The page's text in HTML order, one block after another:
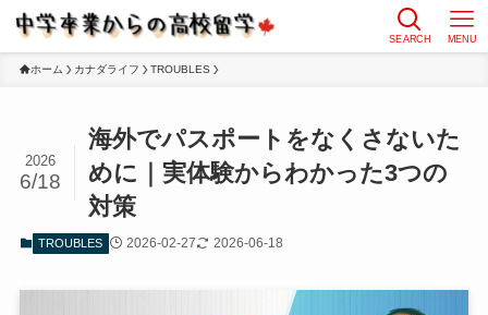
SEARCH MENU
ホーム カナダライフ TROUBLES
海外でパスポートをなくさないた
めに｜実体験からわかった3つの
対策
2026
6/18
TROUBLES 2026-02-27 2026-06-18